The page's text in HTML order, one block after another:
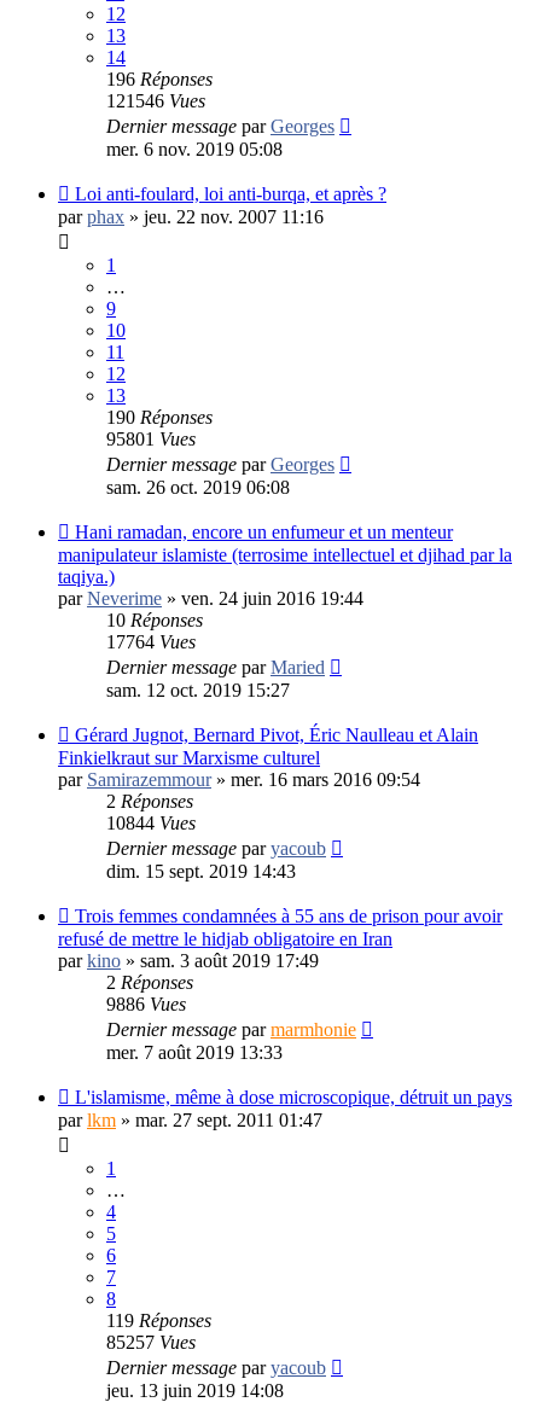
12
13
14
196 Réponses
121546 Vues
Dernier message parGeorges
mer. 6 nov. 2019 05:08
Loi anti-foulard, loi anti-burqa, et après ?
parphax » jeu. 22 nov. 2007 11:16
1
…
9
10
11
12
13
190 Réponses
95801 Vues
Dernier message parGeorges
sam. 26 oct. 2019 06:08
Hani ramadan, encore un enfumeur et un menteur
manipulateur islamiste (terrosime intellectuel et djihad par la
taqiya.)
parNeverime » ven. 24 juin 2016 19:44
10 Réponses
17764 Vues
Dernier message parMaried
sam. 12 oct. 2019 15:27
Gérard Jugnot, Bernard Pivot, Éric Naulleau et Alain
Finkielkraut sur Marxisme culturel
par Samirazemmour» mer. 16 mars 2016 09:54
2 Réponses
10844 Vues
Dernier message paryacoub
dim. 15 sept. 2019 14:43
Trois femmes condamnées à 55 ans de prison pour avoir
refusé de mettre le hidjab obligatoire en Iran
parkino » sam. 3 août 2019 17:49
2 Réponses
9886 Vues
Dernier message parmarmhonie
mer. 7 août 2019 13:33
L'islamisme, même à dose microscopique, détruit un pays
parlkm » mar. 27 sept. 2011 01:47
1
…
4
5
6
7
8
119 Réponses
85257 Vues
Dernier message paryacoub
jeu. 13 juin 2019 14:08